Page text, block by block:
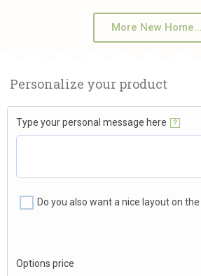
More New Home...
Personalize your product
Type your personal message here ?
Do you also want a nice layout on
Options price